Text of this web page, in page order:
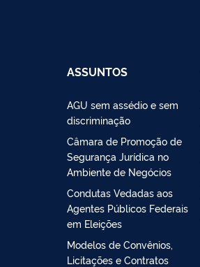
ASSUNTOS
AGU sem assédio e sem
discriminação
Câmara de Promoção de
Segurança Jurídica no
Ambiente de Negócios
Condutas Vedadas aos
Agentes Públicos Federais
em Eleições
Modelos de Convênios,
Licitações e Contratos